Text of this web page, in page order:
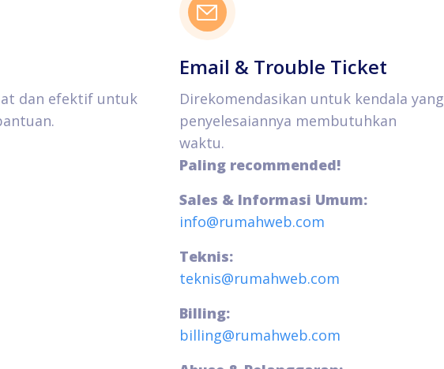
dan efektif untuk
Email & Trouble Ticket
Direkomendasikan untuk kendala yang
penyelesaiannya membutuhkan
waktu.
Paling recommended!
Sales & Informasi Umum:
info@rumahweb.com
Teknis:
teknis@rumahweb.com
Billing:
billing@rumahweb.com